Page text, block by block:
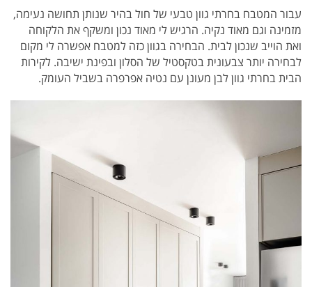
עבור המטבח בחרתי גוון טבעי של חול בהיר שנותן תחושה נעימה,
מזמינה וגם מאוד נקיה. הרגיש לי מאוד נכון ומשקף את הלקוחה
ואת הוייב שנכון לבית. הבחירה בגוון כזה למטבח אפשרה לי מקום
לבחירה יותר צבעונית בטקסטיל של הסלון ובפינת ישיבה. לקירות
הבית בחרתי גוון לבן מעונן עם נטיה אפרפרה בשביל העומק.